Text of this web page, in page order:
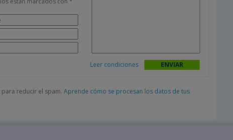
Leer condiciones
para reducir el spam. Aprende cómo se procesan los datos de tus